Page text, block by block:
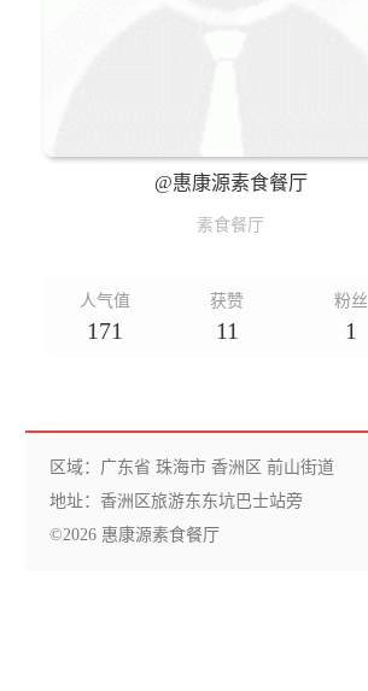
@惠康源素食餐厅
素食餐厅
人气值
171
获赞
11
粉丝
1
区域：广东省 珠海市 香洲区 前山街道
地址：香洲区旅游东东坑巴士站旁
©2026 惠康源素食餐厅